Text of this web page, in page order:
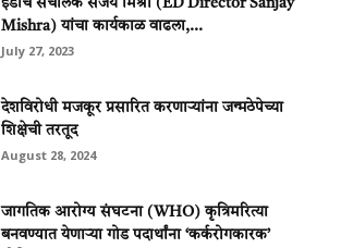
ईडीचे संचालक संजय मिश्रा (ED Director Sanjay
Mishra) यांचा कार्यकाळ वाढला,...
July 27, 2023
देशविरोधी मजकूर प्रसारित करणार्‍यांना जन्मठेपेच्या
शिक्षेची तरतूद
August 28, 2024
जागतिक आरोग्य संघटना (WHO) कृत्रिमरित्या
बनवण्यात येणार्‍या गोड पदार्थांना ‘कर्करोगकारक’